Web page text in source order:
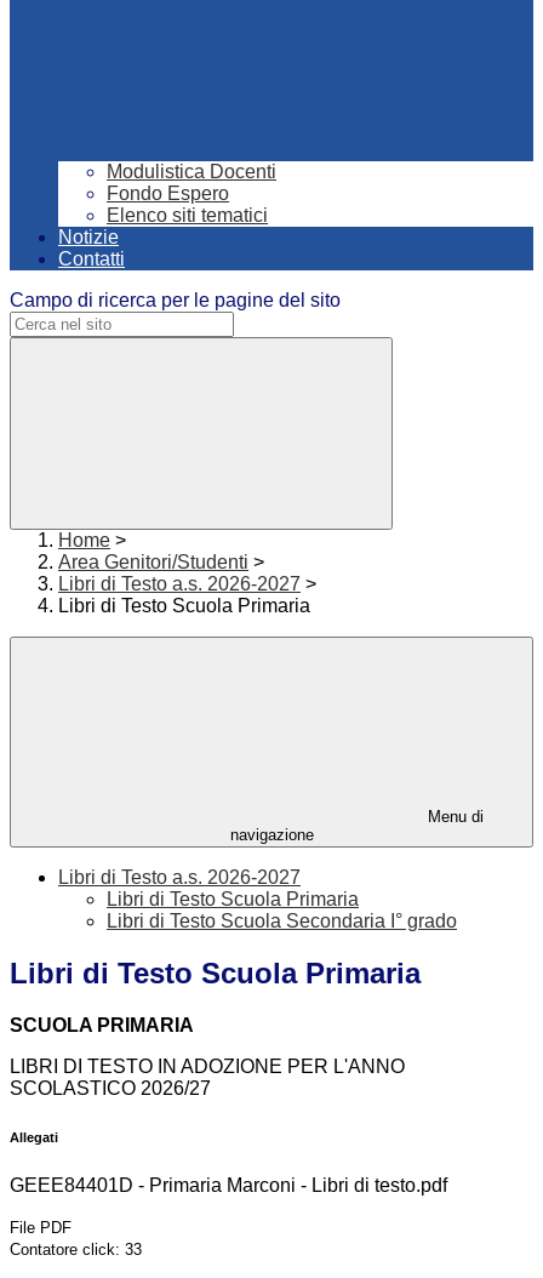
Modulistica Docenti
Fondo Espero
Elenco siti tematici
Notizie
Contatti
Campo di ricerca per le pagine del sito
Home >
Area Genitori/Studenti >
Libri di Testo a.s. 2026-2027 >
Libri di Testo Scuola Primaria
Menu di
navigazione
Libri di Testo a.s. 2026-2027
Libri di Testo Scuola Primaria
Libri di Testo Scuola Secondaria I° grado
Libri di Testo Scuola Primaria
SCUOLA PRIMARIA
LIBRI DI TESTO IN ADOZIONE PER L'ANNO
SCOLASTICO 2026/27
Allegati
GEEE84401D - Primaria Marconi - Libri di testo.pdf
File PDF
Contatore click: 33